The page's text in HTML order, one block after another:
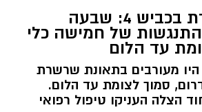
בית רבן.
הבחינו הלוחמים
ופעלו במהירות לכיבוי
ולמניעת התפשטות האש.
במהלך האירוע נסגר כביש 7 לתנועה לכיוון מזרח,
תאונת שרשרת בכביש 4: שבעה
של חמישה כלי
עד הלום
מעורבים בתאונת שרשרת
דרום, סמוך לצומת עד הלום.
הצלה העניקו טיפול רפואי